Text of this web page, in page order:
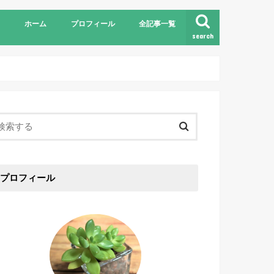
search
ホーム プロフィール 全記事一覧
プロフィール